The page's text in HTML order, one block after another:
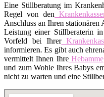
Eine Stillberatung im
Regel von den
Anschluss an Ihren stationären
Leistung einer Stillberaterin
Vorfeld bei Ihrer
informieren. Es gibt auch
vermittelt Ihnen IhreHebamme
und zum Wohle Ihres Babys
nicht zu warten und eine